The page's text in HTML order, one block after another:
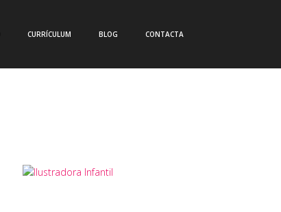
CURRÍCULUM BLOG CONTACTA